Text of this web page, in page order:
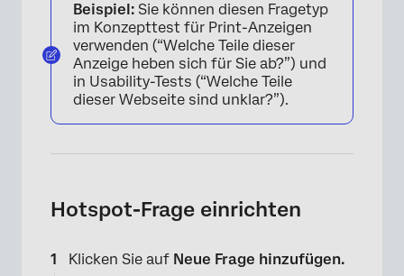
Beispiel: Sie können diesen Fragetyp
im Konzepttest für Print-Anzeigen
verwenden (“Welche Teile dieser
Anzeige heben sich für Sie ab?”) und
in Usability-Tests (“Welche Teile
dieser Webseite sind unklar?”).
Hotspot-Frage einrichten
Klicken Sie auf Neue Frage hinzufügen.